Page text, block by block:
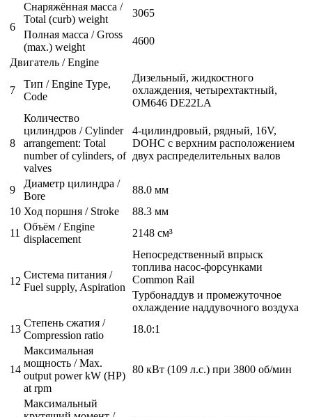
6
Снаряжённая масса /
Total (curb) weight
3065
Полная масса / Gross
(max.) weight
4600
Двигатель / Engine
7
Тип / Engine Type,
Code
Дизельный, жидкостного
охлаждения, четырехтактный,
OM646 DE22LA
8
Количество
цилиндров / Cylinder
arrangement: Total
number of cylinders, of
valves
4-цилиндровый, рядный, 16V,
DOHC с верхним расположением
двух распределительных валов
9
Диаметр цилиндра /
Bore
88.0 мм
10 Ход поршня / Stroke
88.3 мм
11
Объём / Engine
displacement
2148 см³
12
Система питания /
Fuel supply, Aspiration
Непосредственный впрыск
топлива насос-форсунками
Common Rail
Турбонаддув и промежуточное
охлаждение наддувочного воздуха
13
Степень сжатия /
Compression ratio
18.0:1
14
Максимальная
мощность / Max.
output power kW (HP)
at rpm
80 кВт (109 л.с.) при 3800 об/мин
Максимальный